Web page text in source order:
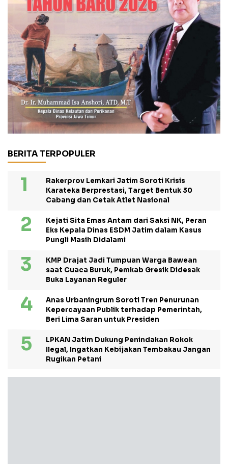
BERITA TERPOPULER
Rakerprov Lemkari Jatim Soroti Krisis
Karateka Berprestasi, Target Bentuk 30
Cabang dan Cetak Atlet Nasional
Kejati Sita Emas Antam dari Saksi NK, Peran
Eks Kepala Dinas ESDM Jatim dalam Kasus
Pungli Masih Didalami
KMP Drajat Jadi Tumpuan Warga Bawean
saat Cuaca Buruk, Pemkab Gresik Didesak
Buka Layanan Reguler
Anas Urbaningrum Soroti Tren Penurunan
Kepercayaan Publik terhadap Pemerintah,
Beri Lima Saran untuk Presiden
LPKAN Jatim Dukung Penindakan Rokok
Ilegal, Ingatkan Kebijakan Tembakau Jangan
Rugikan Petani